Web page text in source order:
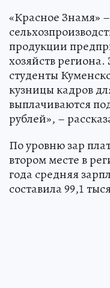
«Красное Знамя»
продукции
хозяйств
студенты
кузницы кадров
выплачиваются
рублей», –
По уровню зар
втором месте в
года средняя
составила 99,1